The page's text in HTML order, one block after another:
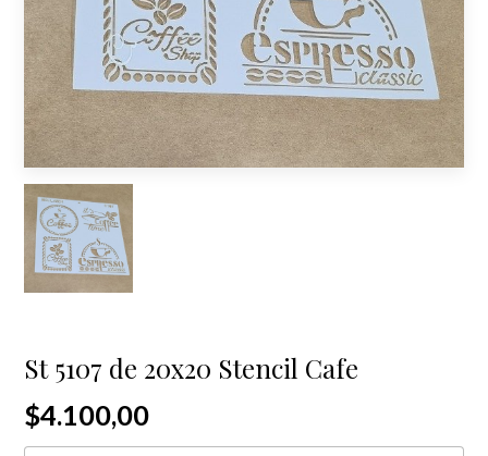
St 5107 de 20x20 Stencil Cafe
$4.100,00